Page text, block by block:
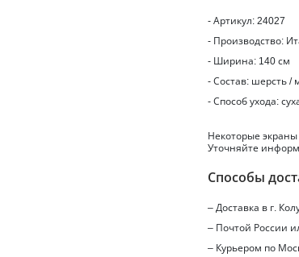
- Артикул: 24027
- Производство:
- Ширина: 140 см
- Состав: шерсть /
- Способ ухода:
Некоторые
Уточняйте
Способы
– Доставка в г.
– Почтой России
– Курьером по